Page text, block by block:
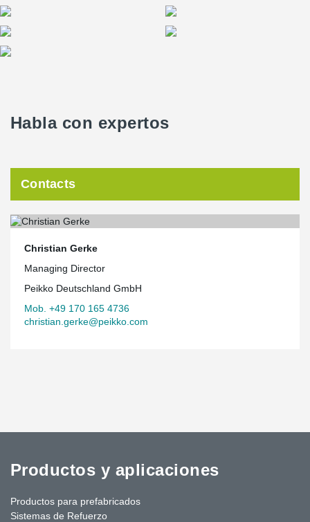
Habla con expertos
Contacts
Christian Gerke
Managing Director
Peikko Deutschland GmbH
Mob. +49 170 165 4736
christian.gerke@peikko.com
Productos y aplicaciones
Productos para prefabricados
Sistemas de Refuerzo